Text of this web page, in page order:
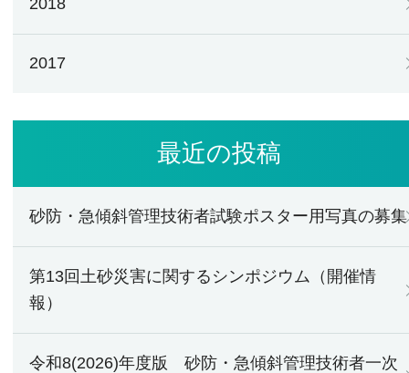
2017
最近の投稿
砂防・急傾斜管理技術者試験ポスター用写真の募集
第13回土砂災害に関するシンポジウム（開催情
報）
令和8(2026)年度版 砂防・急傾斜管理技術者一次